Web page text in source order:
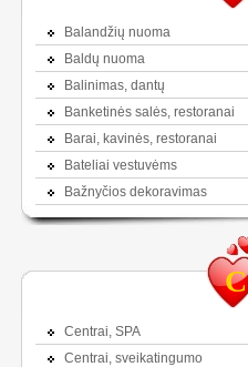
Balandžių nuoma
Baldų nuoma
Balinimas, dantų
Banketinės salės, restoranai
Barai, kavinės, restoranai
Bateliai vestuvėms
Bažnyčios dekoravimas
C
Centrai, SPA
Centrai, sveikatingumo